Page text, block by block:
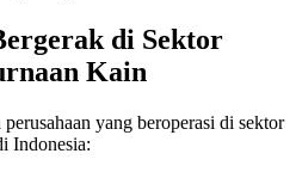
di Sektor
Kain
yang beroperasi di sektor
Indonesia: